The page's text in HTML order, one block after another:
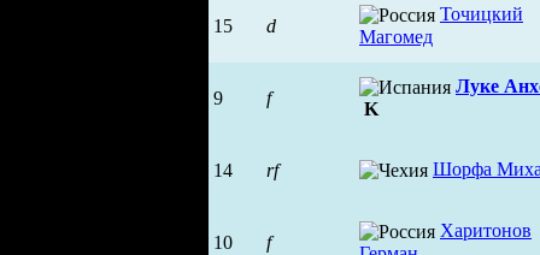
15 d
Точицкий
Магомед
9 f
Луке
K
14 rf Шорфа
10 f
Харитонов